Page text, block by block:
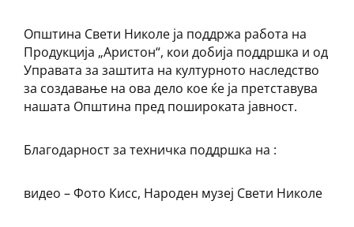
Општина Свети Николе ја поддржа работа на
Продукција „Аристон“, кои добија поддршка и од
Управата за заштита на културното наследство
за создавање на ова дело кое ќе ја претставува
нашата Општина пред пошироката јавност.
Благодарност за техничка поддршка на :
видео – Фото Кисс, Народен музеј Свети Николе